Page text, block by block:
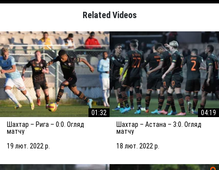
Related Videos
01:32
Шахтар – Рига – 0:0. Огляд
матчу
19 лют. 2022 р.
04:19
Шахтар – Астана – 3:0. Огляд
матчу
18 лют. 2022 р.